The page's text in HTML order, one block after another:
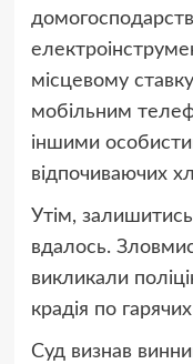
місцевому
мобільним
іншими
відпочиваючих
Утім,
вдалось.
викликали
крадія по
Суд визнав